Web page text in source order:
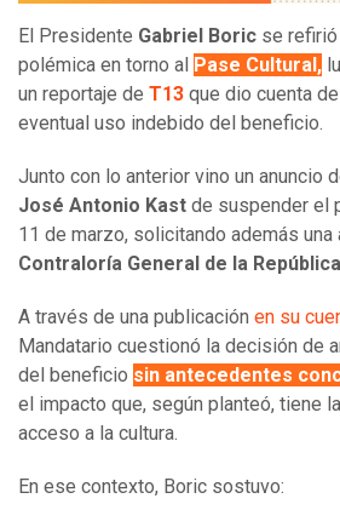
El Presidente Gabriel Boric se
polémica en torno al Pase Cultural,
un reportaje de T13 que dio cuenta
eventual uso indebido del beneficio.
Junto con lo anterior vino un anuncio
José Antonio Kast de suspender el
11 de marzo, solicitando además una
Contraloría General de la
A través de una publicación en su
Mandatario cuestionó la decisión de
del beneficio sin antecedentes
el impacto que, según planteó, tiene
acceso a la cultura.
En ese contexto, Boric sostuvo: